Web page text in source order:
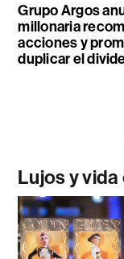
Grupo Argos
millonaria
acciones y
duplicar el
Lujos y